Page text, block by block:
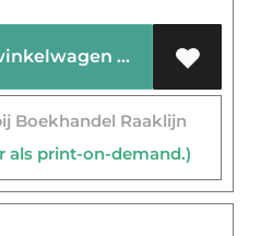
Voeg toe aan mijn winkelwagen
Boekhandel Raaklijn
print-on-demand.)